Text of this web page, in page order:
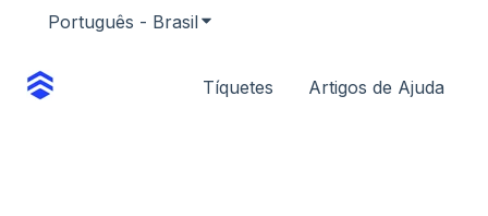
Português - BrasilMostrar submenu para traduções
Tíquetes Artigos de Ajuda